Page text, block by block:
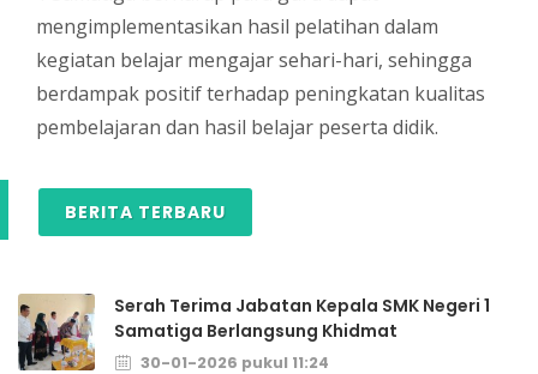
mengimplementasikan hasil pelatihan dalam
kegiatan belajar mengajar sehari-hari, sehingga
berdampak positif terhadap peningkatan kualitas
pembelajaran dan hasil belajar peserta didik.
BERITA TERBARU
Serah Terima Jabatan Kepala SMK Negeri 1
Samatiga Berlangsung Khidmat
30-01-2026 pukul 11:24